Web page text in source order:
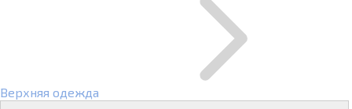
Верхняя одежда